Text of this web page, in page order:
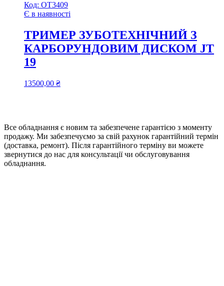
Код: ОТ3409
Є в наявності
ТРИМЕР ЗУБОТЕХНІЧНИЙ З
КАРБОРУНДОВИМ ДИСКОМ JT
19
13500,00 ₴
Все обладнання є новим та забезпечене гарантією з моменту
продажу. Ми забезпечуємо за свій рахунок гарантійний термін
(доставка, ремонт). Після гарантійного терміну ви можете
звернутися до нас для консультації чи обслуговування
обладнання.